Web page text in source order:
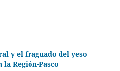
y el fraguado del yeso
la Región-Pasco